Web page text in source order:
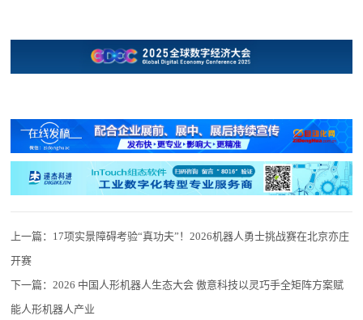
上一篇： 17项实景障碍考验“真功夫”！2026机器人勇士挑战赛在北京亦庄
开赛
下一篇：2026 中国人形机器人生态大会 傲意科技以灵巧手全矩阵方案赋
能人形机器人产业